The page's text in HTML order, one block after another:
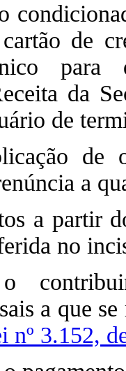
cartão de
da
de
de
a
a partir
no
a que
nº 3.152,